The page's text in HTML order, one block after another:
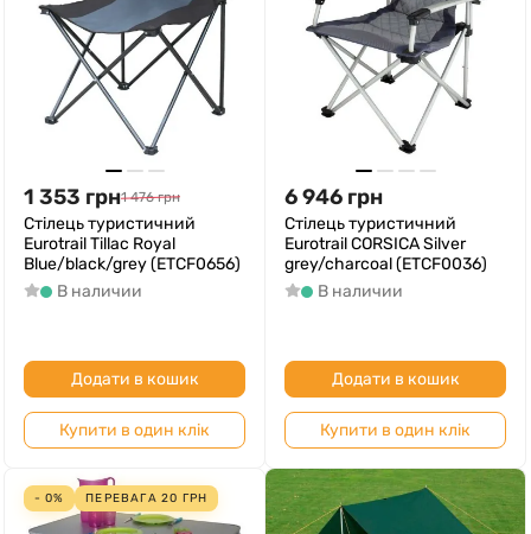
1 353 грн1 476 грн
Cтілець туристичний
Eurotrail Tillac Royal
Blue/black/grey (ETCF0656)
В наличии
Додати в кошик
Купити в один клік
6 946 грн
Cтілець туристичний
Eurotrail CORSICA Silver
grey/charcoal (ETCF0036)
В наличии
Додати в кошик
Купити в один клік
- 0% ПЕРЕВАГА20 ГРН